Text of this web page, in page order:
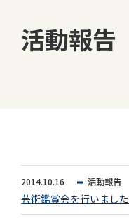
活動報告
2014.10.16 活動報告
芸術鑑賞会を行いました